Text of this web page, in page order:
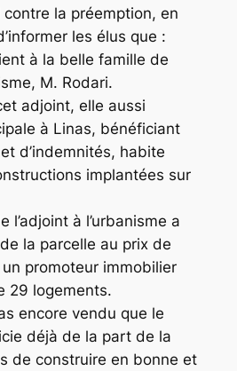
la préemption, en
les élus que :
à la belle famille de
M. Rodari.
adjoint, elle aussi
à Linas, bénéficiant
d’indemnités, habite
implantées sur
l’adjoint à l’urbanisme a
la parcelle au prix de
promoteur immobilier
29 logements.
encore vendu que le
déjà de la part de la
de construire en bonne et